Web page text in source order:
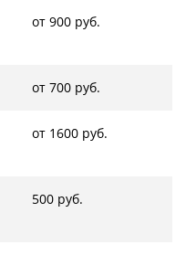
от 900 руб.
от 700 руб.
от 1600 руб.
500 руб.